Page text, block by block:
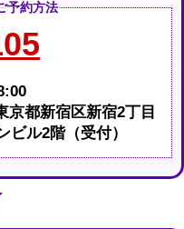
予約方法
京都新宿区新宿2丁目
ビル2階（受付）